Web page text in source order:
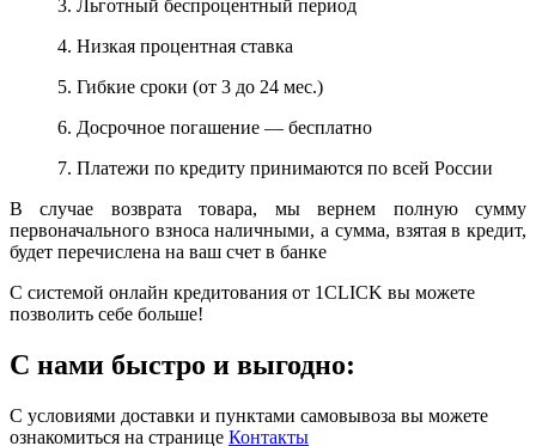
3. Льготный беспроцентный период
4. Низкая процентная ставка
5. Гибкие сроки (от 3 до 24 мес.)
6. Досрочное погашение — бесплатно
7. Платежи по кредиту принимаются по всей России
В случае возврата товара, мы вернем полную сумму
первоначального взноса наличными, а сумма, взятая в кредит,
будет перечислена на ваш счет в банке
С системой онлайн кредитования от 1CLICK вы можете
позволить себе больше!
С нами быстро и выгодно:
С условиями доставки и пунктами самовывоза вы можете
ознакомиться на странице Контакты